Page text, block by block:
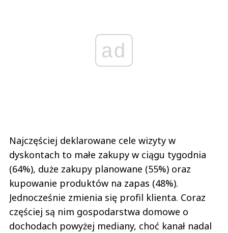
ad
Najczęściej deklarowane cele wizyty w
dyskontach to małe zakupy w ciągu tygodnia
(64%), duże zakupy planowane (55%) oraz
kupowanie produktów na zapas (48%).
Jednocześnie zmienia się profil klienta. Coraz
częściej są nim gospodarstwa domowe o
dochodach powyżej mediany, choć kanał nadal